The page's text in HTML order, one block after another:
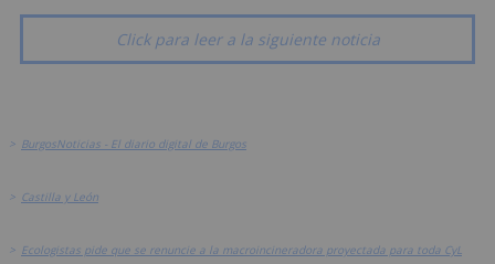
Click para leer a la siguiente noticia
> BurgosNoticias - El diario digital de Burgos
> Castilla y León
> Ecologistas pide que se renuncie a la macroincineradora proyectada para toda CyL